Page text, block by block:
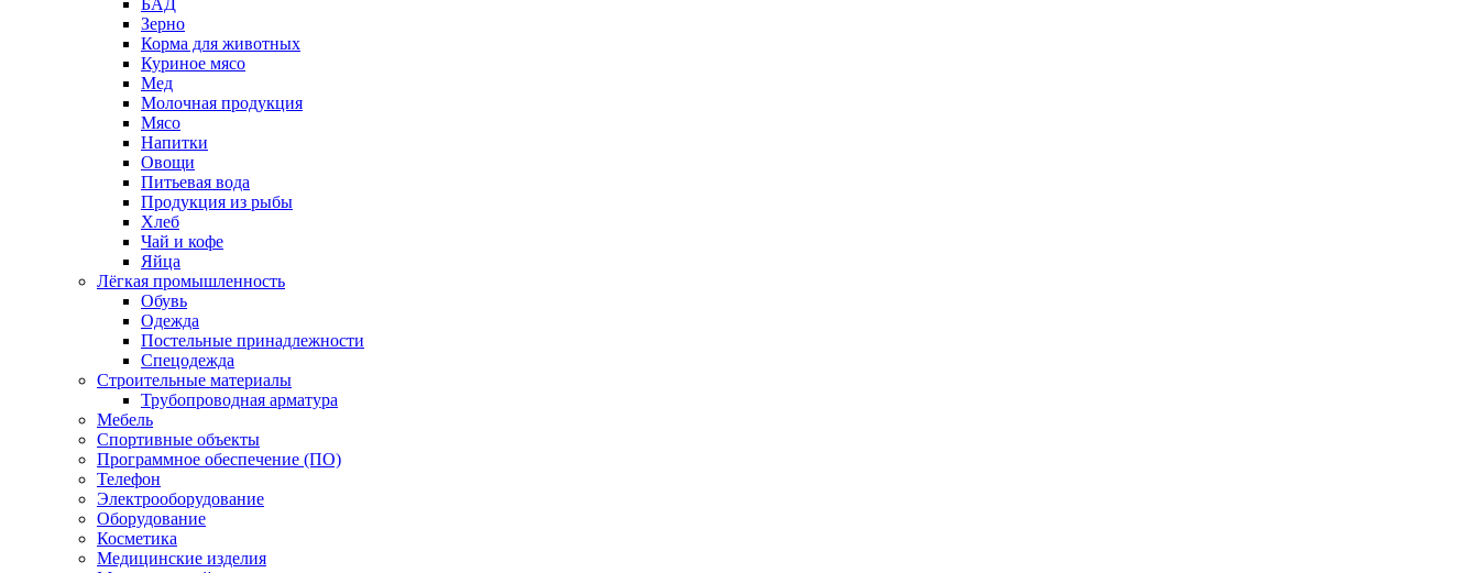
БАД
Зерно
Корма для животных
Куриное мясо
Мед
Молочная продукция
Мясо
Напитки
Овощи
Питьевая вода
Продукция из рыбы
Хлеб
Чай и кофе
Яйца
Лёгкая промышленность
Обувь
Одежда
Постельные принадлежности
Спецодежда
Строительные материалы
Трубопроводная арматура
Мебель
Спортивные объекты
Программное обеспечение (ПО)
Телефон
Электрооборудование
Оборудование
Косметика
Медицинские изделия